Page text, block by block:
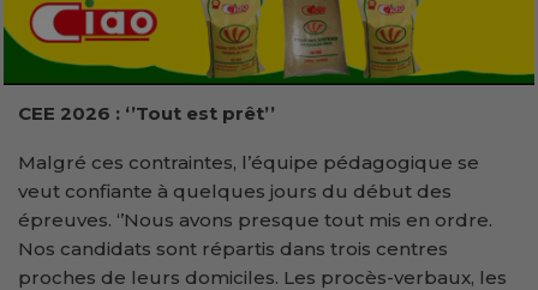
CEE 2026 : ‘’Tout est prêt’’
Malgré ces contraintes, l’équipe pédagogique se
veut confiante à quelques jours du début des
épreuves. ‘’Nous avons presque tout mis en ordre.
Nos candidats sont répartis dans trois centres
proches de leurs domiciles. Les procès-verbaux, les